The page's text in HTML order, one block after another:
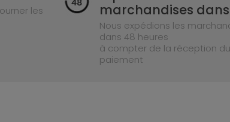
les
marchandises
Nous expédions les
dans 48 heures
à compter de la réception du
paiement